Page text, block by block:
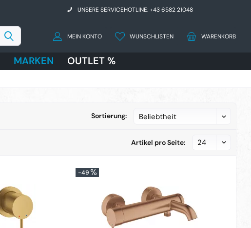
UNSERE SERVICEHOTLINE: +43 6582 21048
WARENKORB
WUNSCHLISTEN
MEIN KONTO
MARKEN OUTLET %
Sortierung:
Artikel pro Seite:
-49